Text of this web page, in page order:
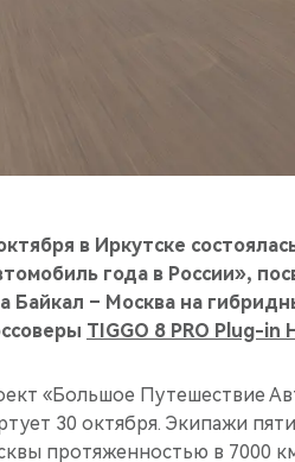
в Иркутске
года в России»,
Байкал – Москва на
TIGGO 8 PRO Plug-in
«Большое Путешествие
30 октября. Экипажи
протяженностью в 7000